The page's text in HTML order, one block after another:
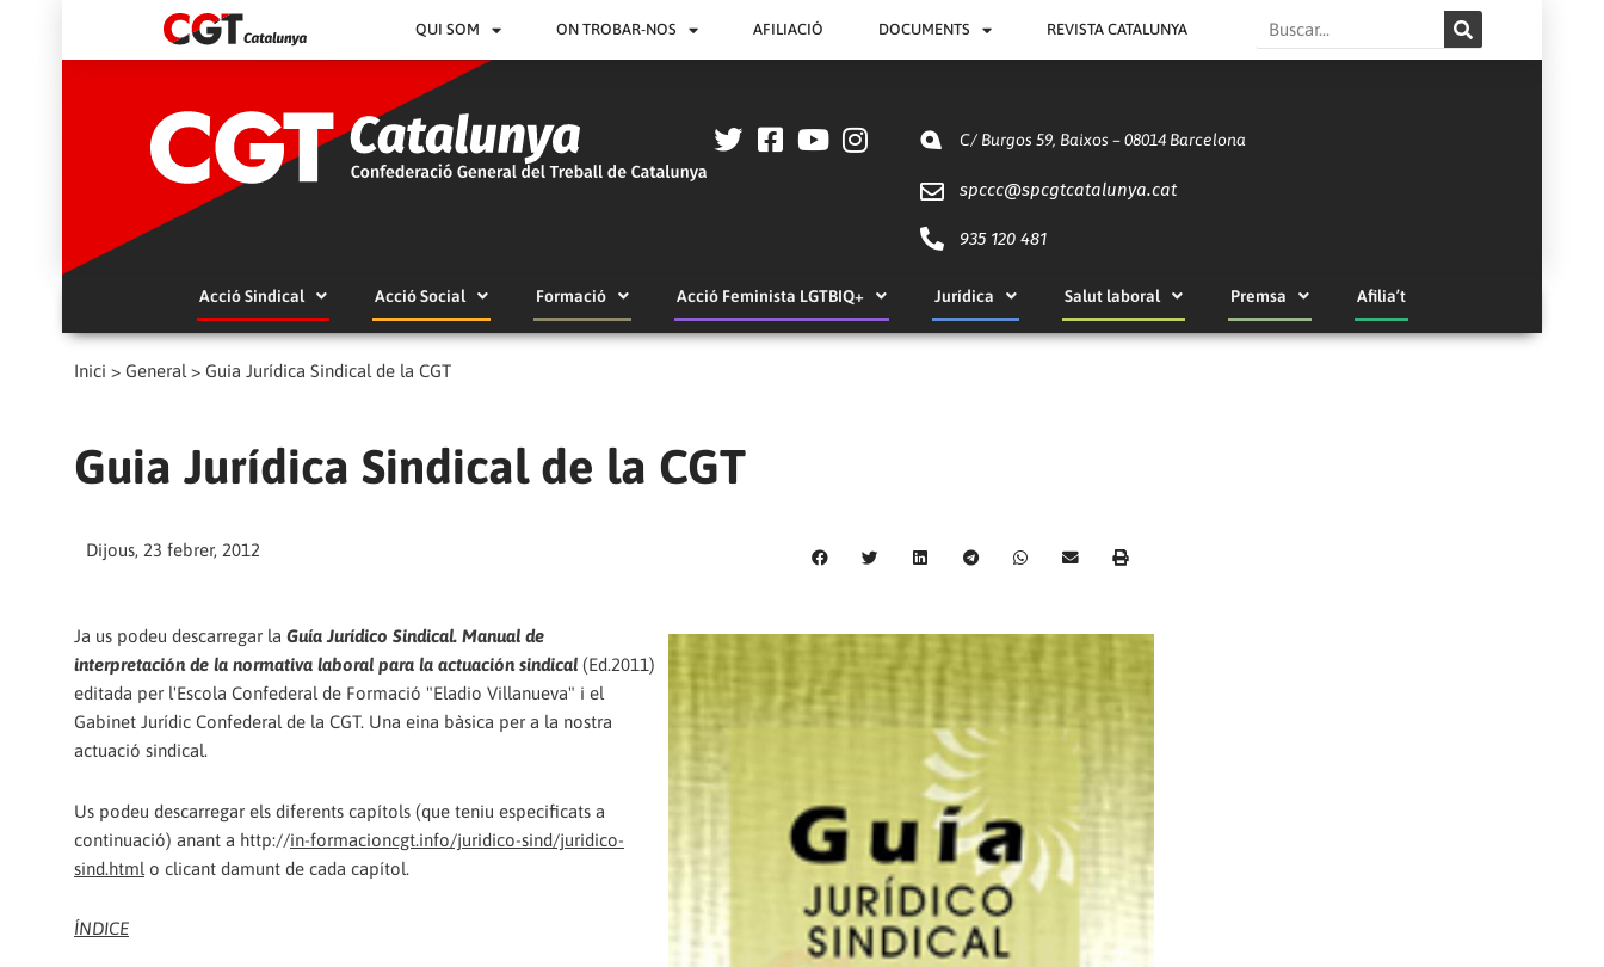
QUI SOM ON TROBAR-NOS AFILIACIÓ DOCUMENTS REVISTA CATALUNYA Search
C/ Burgos 59, Baixos – 08014 Barcelona
spccc@spcgtcatalunya.cat
935 120 481
Acció Sindical Acció Social Formació Acció Feminista LGTBIQ+ Jurídica Salut laboral Premsa Afilia’t
Inici > General > Guia Jurídica Sindical de la CGT
Guia Jurídica Sindical de la CGT
Dijous, 23 febrer, 2012
Ja us podeu descarregar la Guía Jurídico Sindical. Manual de
interpretación de la normativa laboral para la actuación sindical (Ed.2011)
editada per l'Escola Confederal de Formació "Eladio Villanueva" i el
Gabinet Jurídic Confederal de la CGT. Una eina bàsica per a la nostra
actuació sindical.
Us podeu descarregar els diferents capítols (que teniu especificats a
continuació) anant a http://in-formacioncgt.info/juridico-sind/juridico-
sind.html o clicant damunt de cada capítol.
ÍNDICE